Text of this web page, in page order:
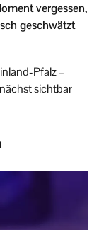
vergessen,
geschwätzt
Pfalz –
sichtbar